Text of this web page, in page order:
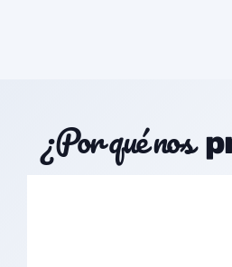
¿Por qué nos